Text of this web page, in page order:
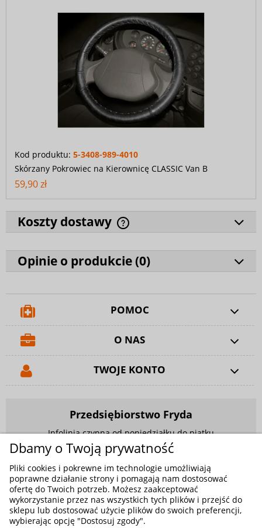
Kod produktu: 5-3408-989-4010
Skórzany Pokrowiec na Kierownicę CLASSIC Van B
59,90 zł
Koszty dostawy
Opinie o produkcie (0)
POMOC
O NAS
TWOJE KONTO
Przedsiębiorstwo Fryda
Infolinia czynna od poniedziałku do piątku
w godzinach 9.00 - 17.00
881 703 704
E-mail:sklep@fryda.com.pl
Sklepy stacjonarne:
ul. Składowa 26, 34-400 Nowy Targ
Dbamy o Twoją prywatność
Pliki cookies i pokrewne im technologie umożliwiają
poprawne działanie strony i pomagają nam dostosować
ofertę do Twoich potrzeb. Możesz zaakceptować
wykorzystanie przez nas wszystkich tych plików i przejść do
sklepu lub dostosować użycie plików do swoich preferencji,
wybierając opcję "Dostosuj zgody".